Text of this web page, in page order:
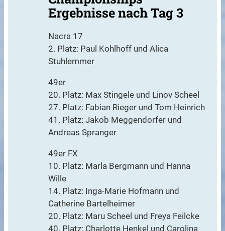
Ergebnisse nach Tag 3
Nacra 17
2. Platz: Paul Kohlhoff und Alica
Stuhlemmer
49er
20. Platz: Max Stingele und Linov Scheel
27. Platz: Fabian Rieger und Tom Heinrich
41. Platz: Jakob Meggendorfer und
Andreas Spranger
49er FX
10. Platz: Marla Bergmann und Hanna
Wille
14. Platz: Inga-Marie Hofmann und
Catherine Bartelheimer
20. Platz: Maru Scheel und Freya Feilcke
40. Platz: Charlotte Henkel und Carolina